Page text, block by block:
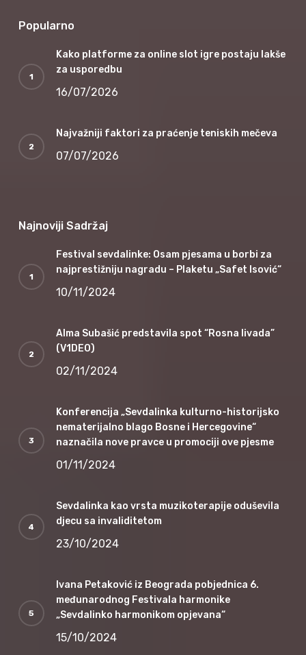
Popularno
Kako platforme za online slot igre postaju lakše
za usporedbu
16/07/2026
Najvažniji faktori za praćenje teniskih mečeva
07/07/2026
Najnoviji Sadržaj
Festival sevdalinke: Osam pjesama u borbi za
najprestižniju nagradu – Plaketu „Safet Isović“
10/11/2024
Alma Subašić predstavila spot “Rosna livada”
(V1DEO)
02/11/2024
Konferencija „Sevdalinka kulturno-historijsko
nematerijalno blago Bosne i Hercegovine“
naznačila nove pravce u promociji ove pjesme
01/11/2024
Sevdalinka kao vrsta muzikoterapije oduševila
djecu sa invaliditetom
23/10/2024
Ivana Petaković iz Beograda pobjednica 6.
međunarodnog Festivala harmonike
„Sevdalinko harmonikom opjevana“
15/10/2024